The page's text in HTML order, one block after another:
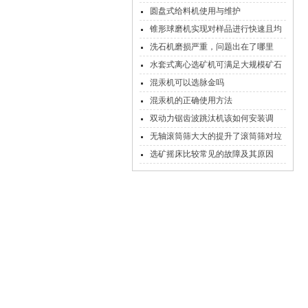
圆盘式给料机使用与维护
锥形球磨机实现对样品进行快速且均
匀地细碎
洗石机磨损严重，问题出在了哪里
水套式离心选矿机可满足大规模矿石
处理的需求
混汞机可以选脉金吗
混汞机的正确使用方法
双动力锯齿波跳汰机该如何安装调
试？
无轴滚筒筛大大的提升了滚筒筛对垃
圾处理的能力
选矿摇床比较常见的故障及其原因